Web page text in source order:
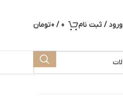
ورود / ثبت نام 0
/
0تومان